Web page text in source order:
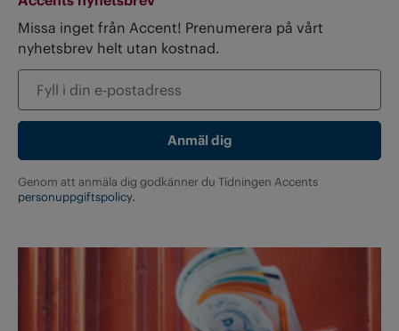
Missa inget från Accent! Prenumerera på vårt
nyhetsbrev helt utan kostnad.
Genom att anmäla dig godkänner du Tidningen Accents
personuppgiftspolicy.